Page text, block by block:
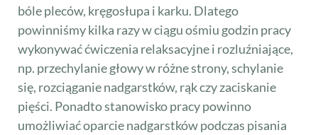
bóle pleców, kręgosłupa i karku. Dlatego
powinniśmy kilka razy w ciągu ośmiu godzin pracy
wykonywać ćwiczenia relaksacyjne i rozluźniające,
np. przechylanie głowy w różne strony, schylanie
się, rozciąganie nadgarstków, rąk czy zaciskanie
pięści. Ponadto stanowisko pracy powinno
umożliwiać oparcie nadgarstków podczas pisania